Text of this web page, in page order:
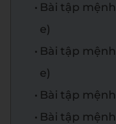
Bài tập
e)
Bài tập
e)
Bài tập
Bài tập